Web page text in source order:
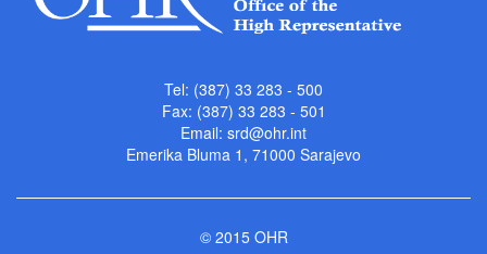
Tel: (387) 33 283 - 500
Fax: (387) 33 283 - 501
Email: srd@ohr.int
Emerika Bluma 1, 71000 Sarajevo
© 2015 OHR